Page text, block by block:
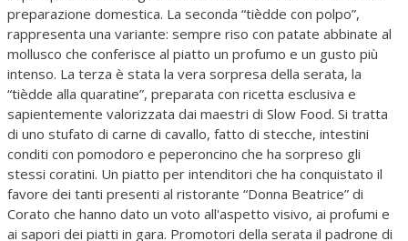
preparazione domestica. La seconda “tièdde con polpo”,
rappresenta una variante: sempre riso con patate abbinate al
mollusco che conferisce al piatto un profumo e un gusto più
intenso. La terza è stata la vera sorpresa della serata, la
“tièdde alla quaratine”, preparata con ricetta esclusiva e
sapientemente valorizzata dai maestri di Slow Food. Si tratta
di uno stufato di carne di cavallo, fatto di stecche, intestini
conditi con pomodoro e peperoncino che ha sorpreso gli
stessi coratini. Un piatto per intenditori che ha conquistato il
favore dei tanti presenti al ristorante “Donna Beatrice” di
Corato che hanno dato un voto all'aspetto visivo, ai profumi e
ai sapori dei piatti in gara. Promotori della serata il padrone di